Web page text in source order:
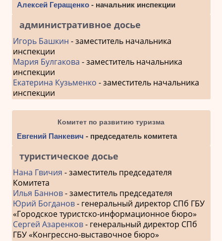
Алексей Геращенко- начальник инспекции
административное досье
Игорь Башкин - заместитель начальника
инспекции
Мария Булгакова - заместитель начальника
инспекции
Екатерина Кузьменко - заместитель начальника
инспекции
Комитет по развитию туризма
Евгений Панкевич - председатель комитета
туристическое досье
Нана Гвичия - заместитель председателя
Комитета
Илья Баннов- заместитель председателя
Юрий Богданов- генеральный директор СПб ГБУ
«Городское туристско-информационное бюро»
Сергей Азаренков- генеральный директор СПб
ГБУ «Конгрессно-выставочное бюро»